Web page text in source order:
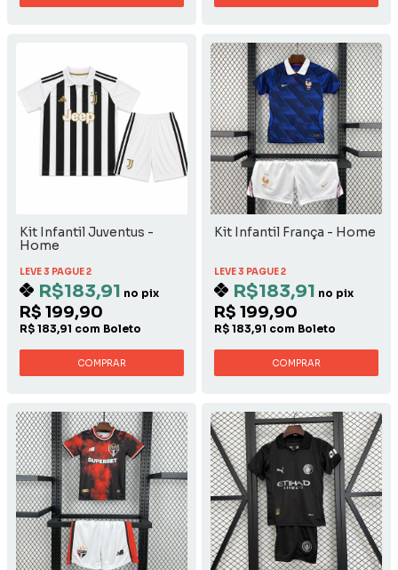
Kit Infantil Juventus -
Home
LEVE 3 PAGUE 2
R$183,91 no pix
R$ 199,90
R$ 183,91 com Boleto
COMPRAR
Kit Infantil França - Home
LEVE 3 PAGUE 2
R$183,91 no pix
R$ 199,90
R$ 183,91 com Boleto
COMPRAR